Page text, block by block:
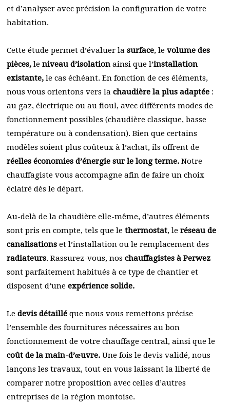
et d’analyser avec précision la configuration de votre
habitation.
Cette étude permet d’évaluer la surface, le volume des
pièces, le niveau d’isolation ainsi que l’installation
existante, le cas échéant. En fonction de ces éléments,
nous vous orientons vers la chaudière la plus adaptée :
au gaz, électrique ou au fioul, avec différents modes de
fonctionnement possibles (chaudière classique, basse
température ou à condensation). Bien que certains
modèles soient plus coûteux à l’achat, ils offrent de
réelles économies d’énergie sur le long terme. Notre
chauffagiste vous accompagne afin de faire un choix
éclairé dès le départ.
Au-delà de la chaudière elle-même, d’autres éléments
sont pris en compte, tels que le thermostat, le réseau de
canalisations et l’installation ou le remplacement des
radiateurs. Rassurez-vous, nos chauffagistes à Perwez
sont parfaitement habitués à ce type de chantier et
disposent d’une expérience solide.
Le devis détaillé que nous vous remettons précise
l’ensemble des fournitures nécessaires au bon
fonctionnement de votre chauffage central, ainsi que le
coût de la main-d’œuvre. Une fois le devis validé, nous
lançons les travaux, tout en vous laissant la liberté de
comparer notre proposition avec celles d’autres
entreprises de la région montoise.